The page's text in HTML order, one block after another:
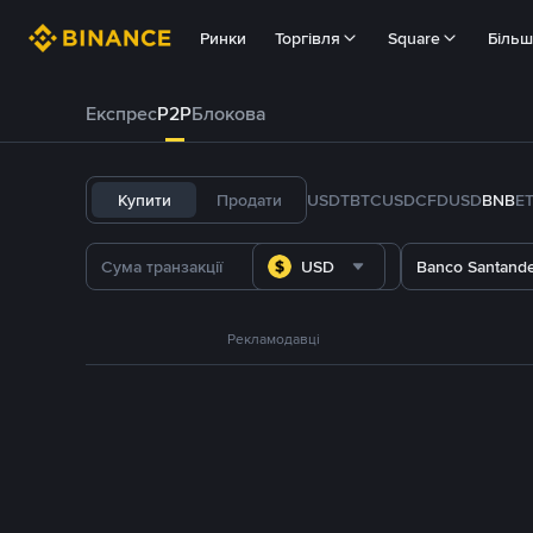
Ринки Торгівля Square
ЕкспресP2PБлокова
Купити Продати USDTBTCUSDCFDUSDBNB
USD Banco
Рекламодавці